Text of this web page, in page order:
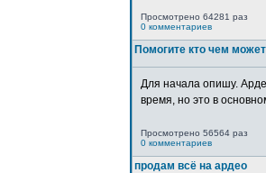
Просмотрено 64281 раз
0 комментариев
Помогите кто чем может
Для начала опишу.
время, но это в
Просмотрено 56564 раз
0 комментариев
продам всё на ардео